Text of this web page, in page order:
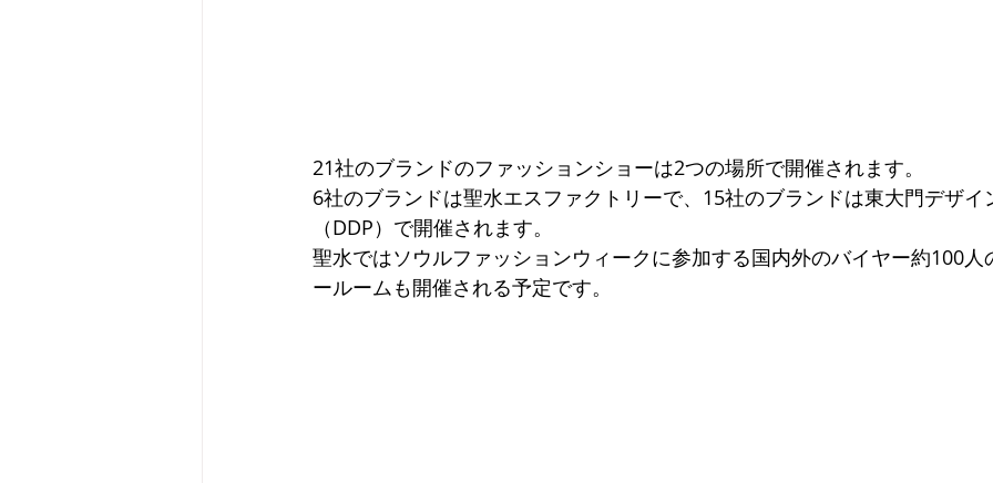
21社のブランドのファッションショーは2つの場所で開催されます。
6社のブランドは聖水エスファクトリーで、15社のブランドは東大門デザイ
（DDP）で開催されます。
聖水ではソウルファッションウィークに参加する国内外のバイヤー約100人
ールームも開催される予定です。